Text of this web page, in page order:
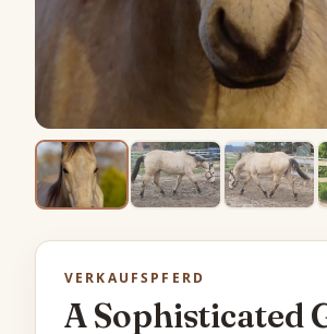
VERKAUFSPFERD
A Sophisticated